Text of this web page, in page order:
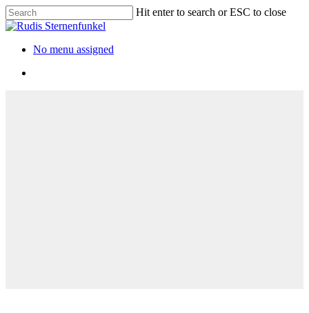
Hit enter to search or ESC to close
No menu assigned